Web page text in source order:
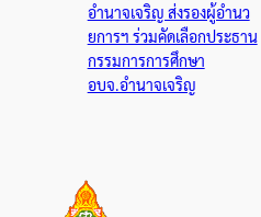
อำนาจเจริญ ส่งรองผู้อำนว
ยการฯ ร่วมคัดเลือกประธาน
กรรมการการศึกษา
อบจ.อำนาจเจริญ